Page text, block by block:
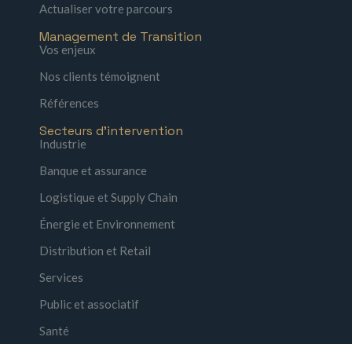
Actualiser votre parcours
Management de Transition
Vos enjeux
Nos clients témoignent
Références
Secteurs d'intervention
Industrie
Banque et assurance
Logistique et Supply Chain
Énergie et Environnement
Distribution et Retail
Services
Public et associatif
Santé